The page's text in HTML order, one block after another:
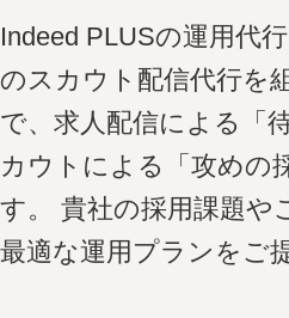
Indeed PLUSの運用代
のスカウト配信代行を
で、求人配信による「
カウトによる「攻めの
す。 貴社の採用課題や
最適な運用プランをご